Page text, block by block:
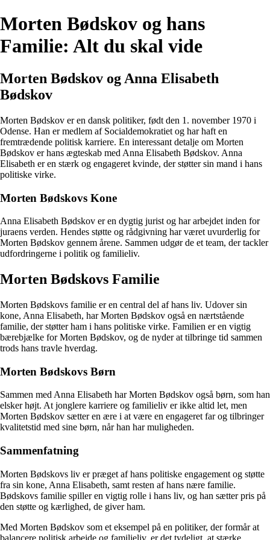
Morten Bødskov og hans
Familie: Alt du skal vide
Morten Bødskov og Anna Elisabeth
Bødskov
Morten Bødskov er en dansk politiker, født den 1. november 1970 i
Odense. Han er medlem af Socialdemokratiet og har haft en
fremtrædende politisk karriere. En interessant detalje om Morten
Bødskov er hans ægteskab med Anna Elisabeth Bødskov. Anna
Elisabeth er en stærk og engageret kvinde, der støtter sin mand i hans
politiske virke.
Morten Bødskovs Kone
Anna Elisabeth Bødskov er en dygtig jurist og har arbejdet inden for
juraens verden. Hendes støtte og rådgivning har været uvurderlig for
Morten Bødskov gennem årene. Sammen udgør de et team, der tackler
udfordringerne i politik og familieliv.
Morten Bødskovs Familie
Morten Bødskovs familie er en central del af hans liv. Udover sin
kone, Anna Elisabeth, har Morten Bødskov også en nærtstående
familie, der støtter ham i hans politiske virke. Familien er en vigtig
bærebjælke for Morten Bødskov, og de nyder at tilbringe tid sammen
trods hans travle hverdag.
Morten Bødskovs Børn
Sammen med Anna Elisabeth har Morten Bødskov også børn, som han
elsker højt. At jonglere karriere og familieliv er ikke altid let, men
Morten Bødskov sætter en ære i at være en engageret far og tilbringer
kvalitetstid med sine børn, når han har muligheden.
Sammenfatning
Morten Bødskovs liv er præget af hans politiske engagement og støtte
fra sin kone, Anna Elisabeth, samt resten af hans nære familie.
Bødskovs familie spiller en vigtig rolle i hans liv, og han sætter pris på
den støtte og kærlighed, de giver ham.
Med Morten Bødskov som et eksempel på en politiker, der formår at
balancere politisk arbejde og familieliv, er det tydeligt, at stærke